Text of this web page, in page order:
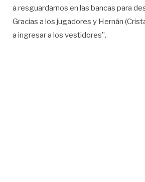
a resguardarnos en las bancas para
Gracias a los jugadores y Hernán
a ingresar a los vestidores”.